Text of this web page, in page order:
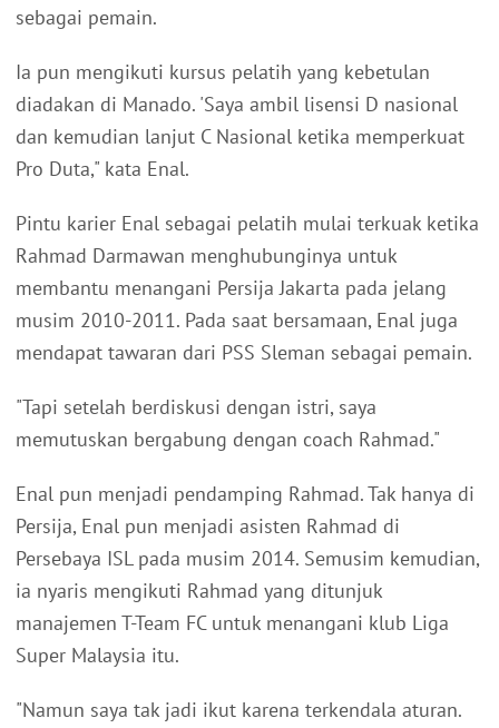
sebagai pemain.
Ia pun mengikuti kursus pelatih yang kebetulan
diadakan di Manado. 'Saya ambil lisensi D nasional
dan kemudian lanjut C Nasional ketika memperkuat
Pro Duta," kata Enal.
Pintu karier Enal sebagai pelatih mulai terkuak ketika
Rahmad Darmawan menghubunginya untuk
membantu menangani Persija Jakarta pada jelang
musim 2010-2011. Pada saat bersamaan, Enal juga
mendapat tawaran dari PSS Sleman sebagai pemain.
"Tapi setelah berdiskusi dengan istri, saya
memutuskan bergabung dengan coach Rahmad."
Enal pun menjadi pendamping Rahmad. Tak hanya di
Persija, Enal pun menjadi asisten Rahmad di
Persebaya ISL pada musim 2014. Semusim kemudian,
ia nyaris mengikuti Rahmad yang ditunjuk
manajemen T-Team FC untuk menangani klub Liga
Super Malaysia itu.
"Namun saya tak jadi ikut karena terkendala aturan.